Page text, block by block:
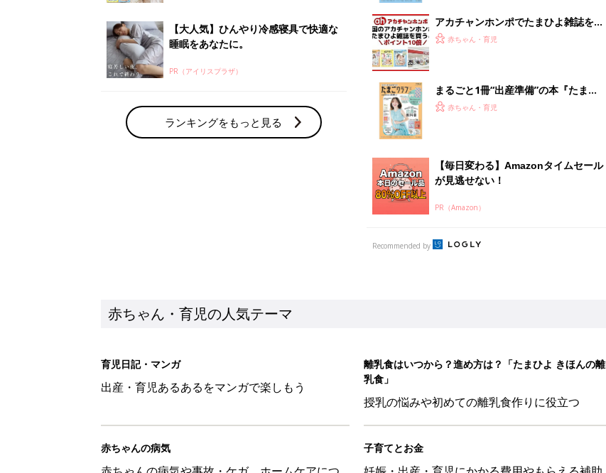
【大人気】ひんやり冷感寝具で快適な
睡眠をあなたに。
PR（アイリスプラザ）
ランキングをもっと見る
アカチャンホンポでたまひよ雑誌を買
うとポイント10倍【期間限定】
赤ちゃん・育児
まるごと1冊“出産準備”の本『たまご
クラブ 夏号』〈スペシャル大特集〉
赤ちゃん・育児
【毎日変わる】Amazonタイムセール
が見逃せない！
PR（Amazon）
Recommended by
赤ちゃん・育児の人気テーマ
育児日記・マンガ
出産・育児あるあるをマンガで楽しもう
離乳食はいつから？進め方は？「たまひよ きほんの離
乳食」
授乳の悩みや初めての離乳食作りに役立つ
赤ちゃんの病気 子育てとお金